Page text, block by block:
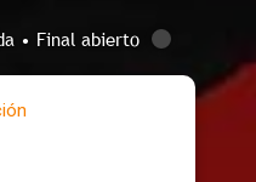
• Final abierto